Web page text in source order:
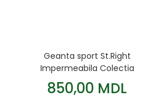
Geanta sport St.Right
Impermeabila Colectia
Pink Gradient
40x27x16cm
850,00 MDL